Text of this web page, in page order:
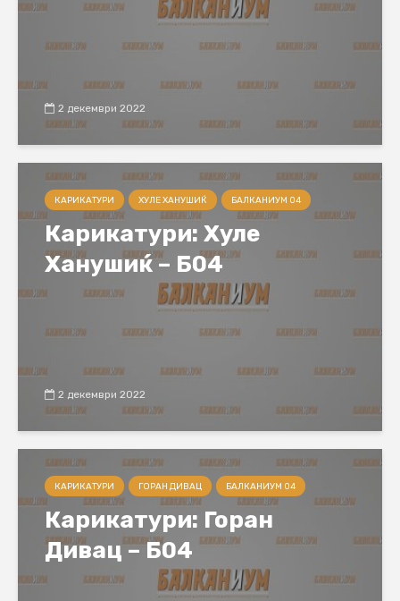
2 декември 2022
КАРИКАТУРИ ХУЛЕ ХАНУШИЌ БАЛКАНИУМ 04
Карикатури: Хуле
Ханушиќ – Б04
2 декември 2022
КАРИКАТУРИ ГОРАН ДИВАЦ БАЛКАНИУМ 04
Карикатури: Горан
Дивац – Б04